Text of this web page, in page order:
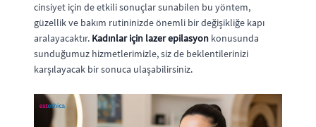
cinsiyet için de etkili sonuçlar sunabilen bu yöntem,
güzellik ve bakım rutininizde önemli bir değişikliğe kapı
aralayacaktır. Kadınlar için lazer epilasyon konusunda
sunduğumuz hizmetlerimizle, siz de beklentilerinizi
karşılayacak bir sonuca ulaşabilirsiniz.